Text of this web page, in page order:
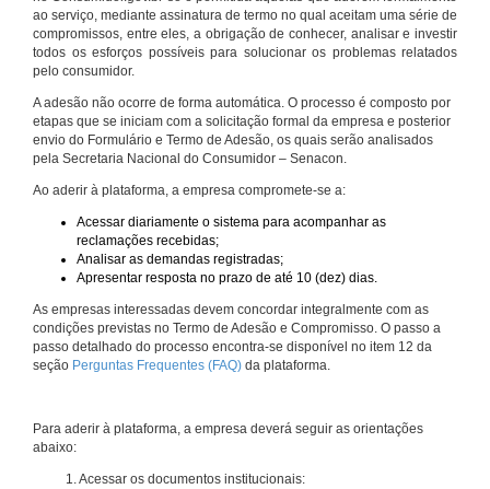
ao serviço, mediante assinatura de termo no qual aceitam uma série de
compromissos, entre eles, a obrigação de conhecer, analisar e investir
todos os esforços possíveis para solucionar os problemas relatados
pelo consumidor.
A adesão não ocorre de forma automática. O processo é composto por
etapas que se iniciam com a solicitação formal da empresa e posterior
envio do Formulário e Termo de Adesão, os quais serão analisados
pela Secretaria Nacional do Consumidor – Senacon.
Ao aderir à plataforma, a empresa compromete-se a:
Acessar diariamente o sistema para acompanhar as
reclamações recebidas;
Analisar as demandas registradas;
Apresentar resposta no prazo de até 10 (dez) dias.
As empresas interessadas devem concordar integralmente com as
condições previstas no Termo de Adesão e Compromisso. O passo a
passo detalhado do processo encontra-se disponível no item 12 da
seção Perguntas Frequentes (FAQ) da plataforma.
Para aderir à plataforma, a empresa deverá seguir as orientações
abaixo:
1. Acessar os documentos institucionais: